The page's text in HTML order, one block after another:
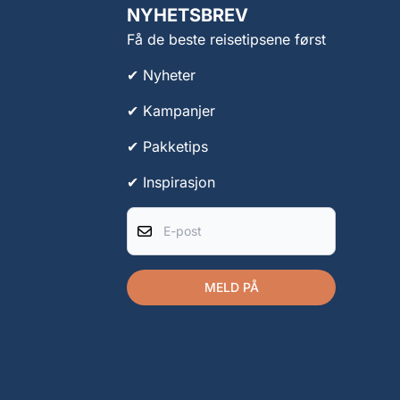
NYHETSBREV
Få de beste reisetipsene først
✔ Nyheter
✔ Kampanjer
✔ Pakketips
✔ Inspirasjon
E-post
MELD PÅ